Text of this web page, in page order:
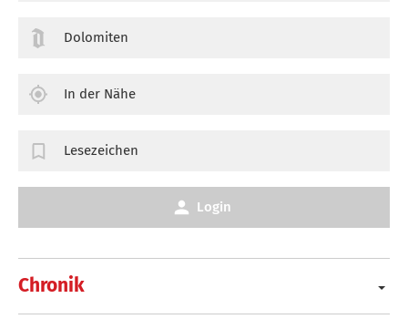
Chronik
Dolomiten
In der Nähe
Lesezeichen
Login